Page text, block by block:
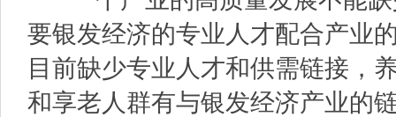
要银发经济的专业人才配合产业
目前缺少专业人才和供需链接，
和享老人群有与银发经济产业的